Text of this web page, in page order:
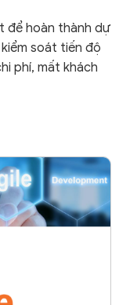
để hoàn thành dự
soát tiến độ
phí, mất khách